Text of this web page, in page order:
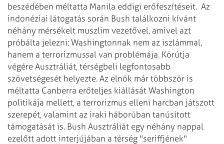
beszédében méltatta Manila eddigi erőfeszítéseit. Az
indonéziai látogatás során Bush találkozni kívánt
néhány mérsékelt muszlim vezetővel, amivel azt
próbálta jelezni: Washingtonnak nem az iszlámmal,
hanem a terrorizmussal van problémája. Körútja
végére Ausztráliát, térségbeli legfontosabb
szövetségesét helyezte. Az elnök már többször is
méltatta Canberra erőteljes kiállását Washington
politikája mellett, a terrorizmus elleni harcban játszott
szerepét, valamint az iraki háborúban tanúsított
támogatását is. Bush Ausztráliát egy néhány nappal
ezelőtt adott interjújában a térség "seriffjének"